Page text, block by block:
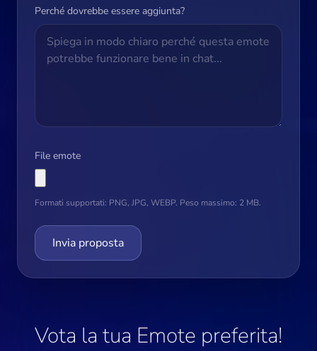
Perché dovrebbe essere aggiunta?
File emote
Formati supportati: PNG, JPG, WEBP. Peso massimo: 2 MB.
Invia proposta
Vota la tua Emote preferita!